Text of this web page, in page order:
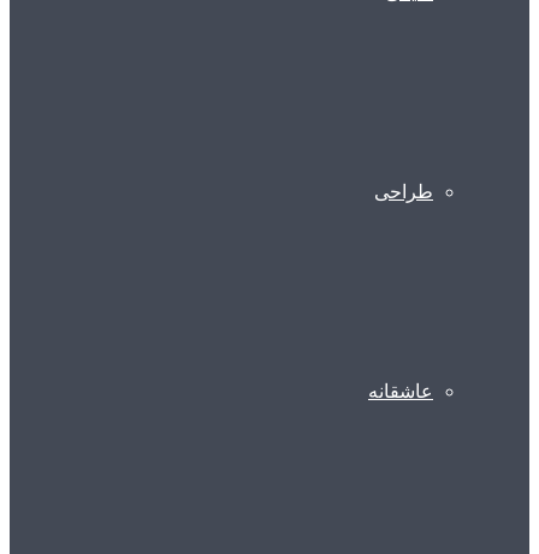
طراحی
عاشقانه